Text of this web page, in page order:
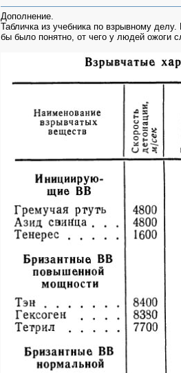
Дополнение.
Табличка из учебника по взрывному
бы было понятно, от чего у людей ожоги